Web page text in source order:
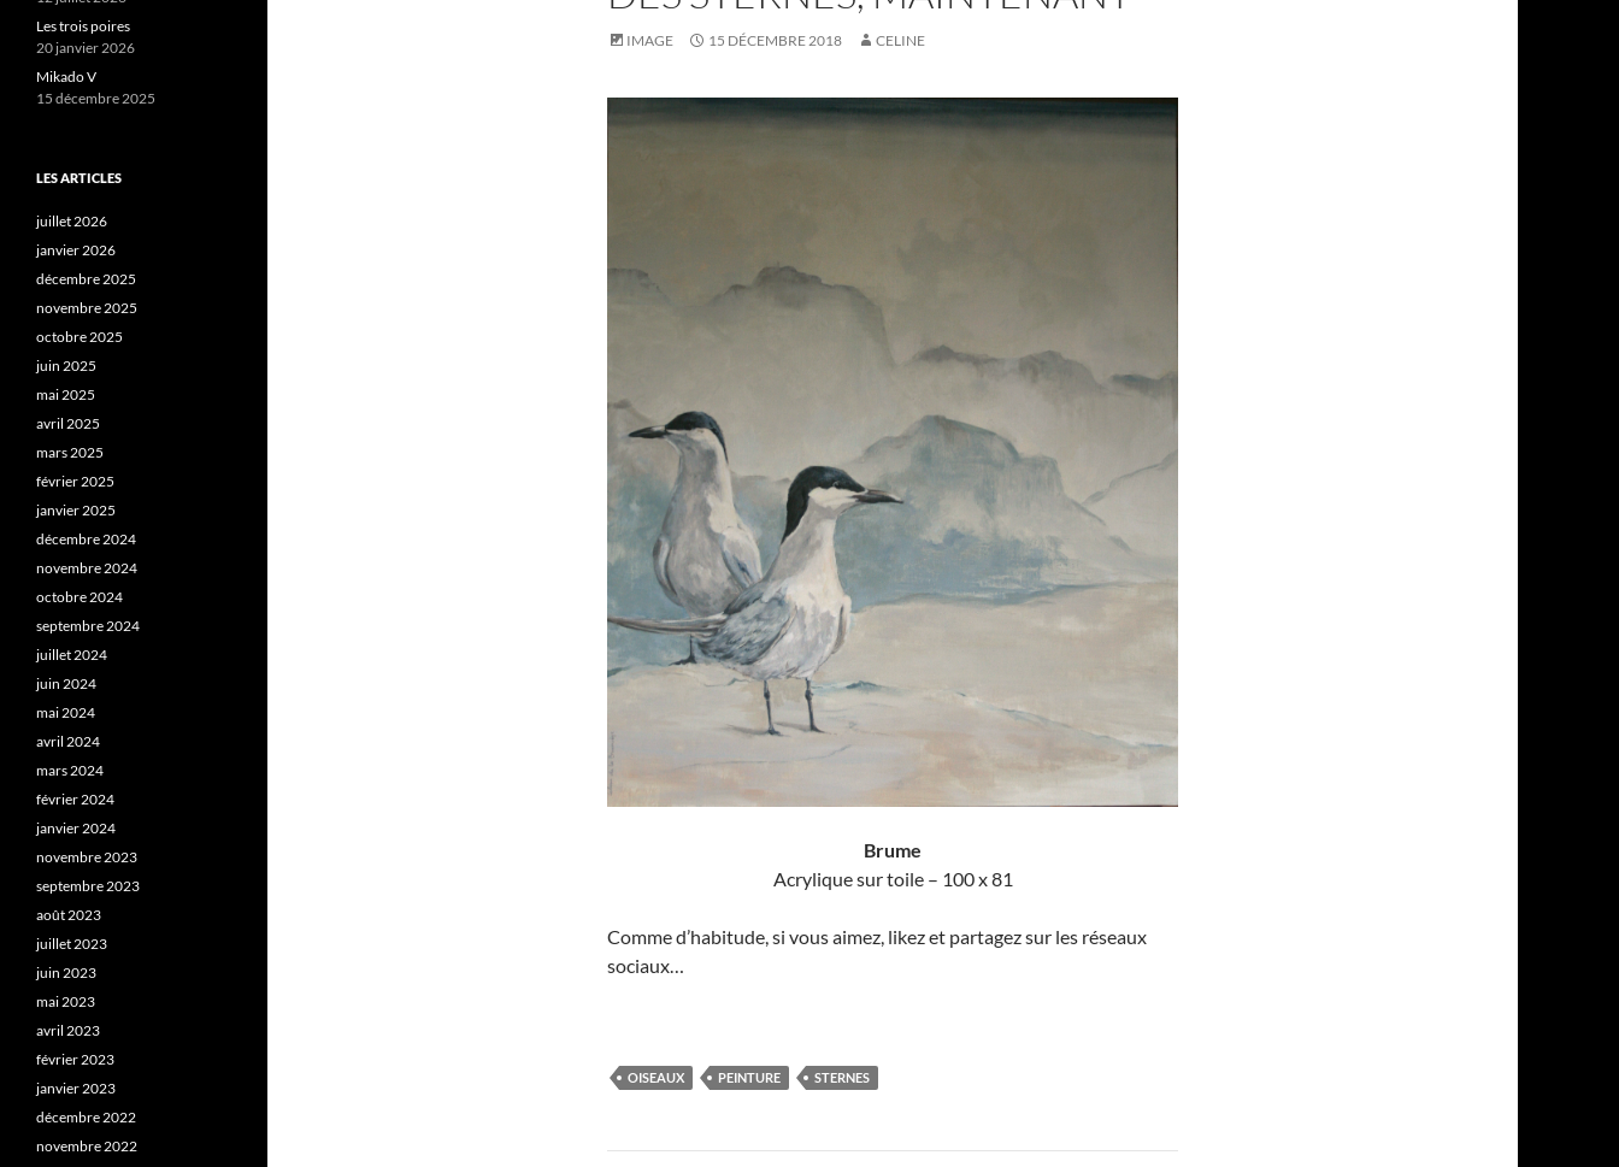
IMAGE 15 DÉCEMBRE 2018 CELINE
Brume
Acrylique sur toile – 100 x 81
Comme d’habitude, si vous aimez, likez et partagez sur les réseaux
sociaux…
OISEAUX PEINTURE STERNES
Les trois poires
20 janvier 2026
Mikado V
15 décembre 2025
LES ARTICLES
juillet 2026
janvier 2026
décembre 2025
novembre 2025
octobre 2025
juin 2025
mai 2025
avril 2025
mars 2025
février 2025
janvier 2025
décembre 2024
novembre 2024
octobre 2024
septembre 2024
juillet 2024
juin 2024
mai 2024
avril 2024
mars 2024
février 2024
janvier 2024
novembre 2023
septembre 2023
août 2023
juillet 2023
juin 2023
mai 2023
avril 2023
février 2023
janvier 2023
décembre 2022
novembre 2022